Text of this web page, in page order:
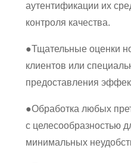
аутентификации их
контроля качества.
●Тщательные оценки
клиентов или
предоставления
●Обработка любых
с целесообразностью
минимальных